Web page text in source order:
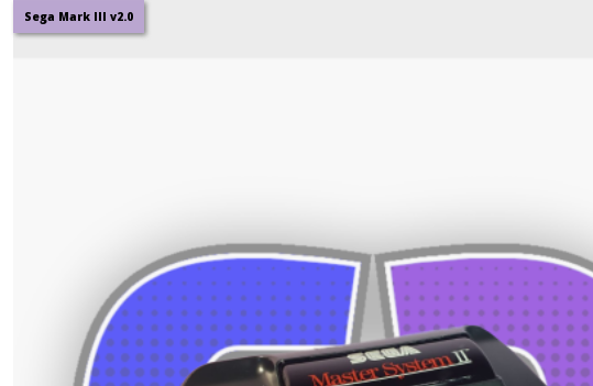
Sega Mark III v2.0
System
(6)